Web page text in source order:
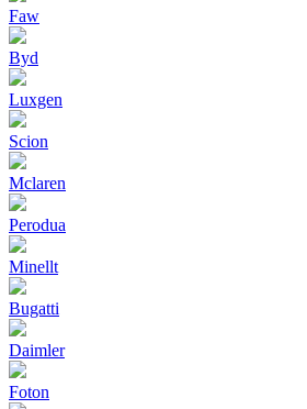
Faw
Byd
Luxgen
Scion
Mclaren
Perodua
Minellt
Bugatti
Daimler
Foton